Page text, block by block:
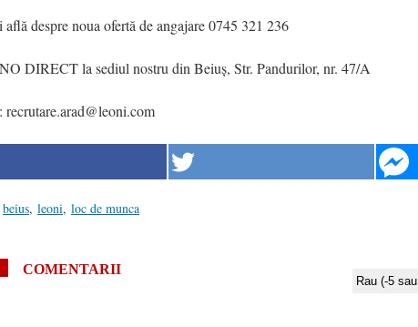
află despre noua ofertă de angajare 0745 321 236
DIRECT la sediul nostru din Beiuș, Str. Pandurilor, nr. 47/A
recrutare.arad@leoni.com
beius, leoni, loc de munca
COMENTARII